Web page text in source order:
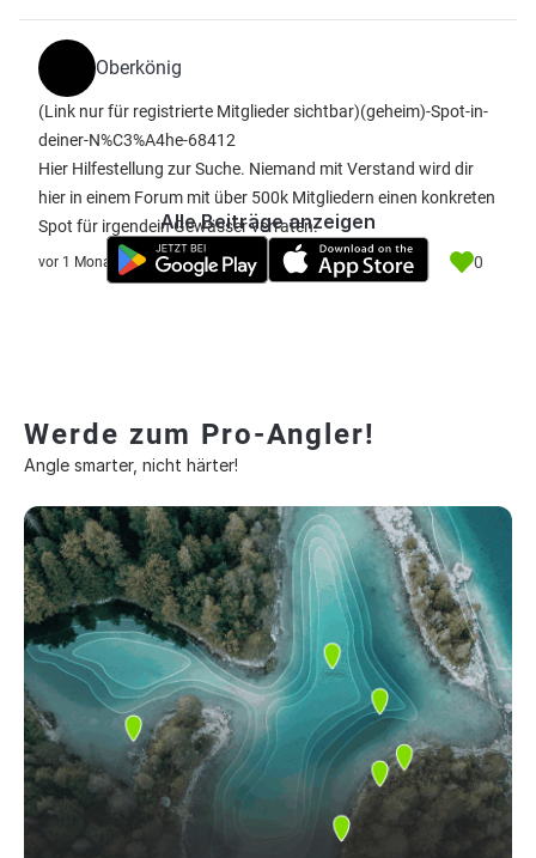
Oberkönig
(Link nur für registrierte Mitglieder sichtbar)(geheim)-Spot-in-
deiner-N%C3%A4he-68412
Hier Hilfestellung zur Suche. Niemand mit Verstand wird dir
hier in einem Forum mit über 500k Mitgliedern einen konkreten
Spot für irgendein Gewässer verraten.
vor 1 Monat 0
Alle Beiträge anzeigen
Werde zum Pro-Angler!
Angle smarter, nicht härter!